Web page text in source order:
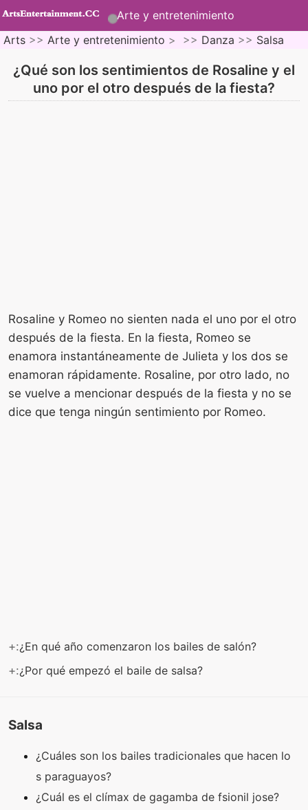
Arte y entretenimiento
Arts >> Arte y entretenimiento > >> Danza >> Salsa
¿Qué son los sentimientos de Rosaline y el
uno por el otro después de la fiesta?
Rosaline y Romeo no sienten nada el uno por el otro
después de la fiesta. En la fiesta, Romeo se
enamora instantáneamente de Julieta y los dos se
enamoran rápidamente. Rosaline, por otro lado, no
se vuelve a mencionar después de la fiesta y no se
dice que tenga ningún sentimiento por Romeo.
+:¿En qué año comenzaron los bailes de salón?
+:¿Por qué empezó el baile de salsa?
Salsa
¿Cuáles son los bailes tradicionales que hacen lo
s paraguayos?
¿Cuál es el clímax de gagamba de fsionil jose?